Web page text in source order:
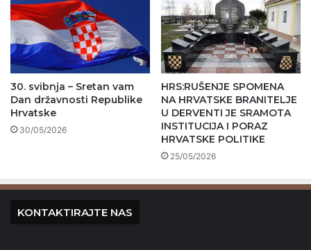
30. svibnja – Sretan vam
Dan državnosti Republike
Hrvatske
30/05/2026
HRS:RUŠENJE SPOMENA
NA HRVATSKE BRANITELJE
U DERVENTI JE SRAMOTA
INSTITUCIJA I PORAZ
HRVATSKE POLITIKE
25/05/2026
KONTAKTIRAJTE NAS